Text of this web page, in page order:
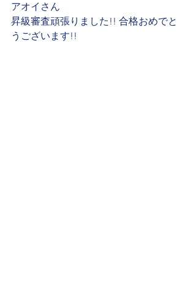
アオイさん
昇級審査頑張りました!! 合格おめでと
うございます!!